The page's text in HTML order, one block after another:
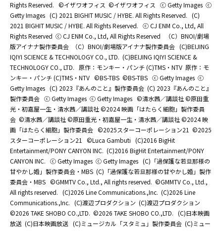
Rights Reserved. ©イザワオフィス ©イザワオフィス ⓒ Getty Images ⓒ
Getty Images (C) 2021 BIGHIT MUSIC / HYBE. All Rights Reserved. (C)
2021 BIGHIT MUSIC / HYBE. All Rights Reserved. ⓒ CJ ENM Co., Ltd, All
Rights Reserved ⓒ CJ ENM Co., Ltd, All Rights Reserved
（C）BNOI/劇場
版アイナナ製作委員会
（C）BNOI/劇場版アイナナ製作委員会 (C)BEIJING
IQIYI SCIENCE & TECHNOLOGY CO., LTD. (C)BEIJING IQIYI SCIENCE &
TECHNOLOGY CO., LTD.
原作：モンキー・パンチ (C)TMS・NTV 原作：モ
ンキー・パンチ (C)TMS・NTV ©BS-TBS ©BS-TBS ⓒ Getty Images ⓒ
Getty Images (C) 2023『あんのこと』製作委員会 (C) 2023『あんのこと』
製作委員会 ⓒ Getty Images ⓒ Getty Images ©清水茜／講談社 ©原田重
光・初嘉屋一生・清水茜／講談社 ©2024 映画「はたらく細胞」製作委員
会 ©清水茜／講談社 ©原田重光・初嘉屋一生・清水茜／講談社 ©2024 映
画「はたらく細胞」製作委員会 ©2025スターコーポレーション21 ©2025
スターコーポレーション21
©Luca Gambuti (C)2016 BigHit
Entertainment/PONY CANYON INC. (C)2016 BigHit Entertainment/PONY
CANYON INC. ⓒ Getty Images ⓒ Getty Images (C)「過保護な若旦那様の
甘やかし婚」製作委員会・MBS (C)「過保護な若旦那様の甘やかし婚」製作
委員会・MBS ©GMMTV Co., Ltd., All rights reserved. ©GMMTV Co., Ltd.,
All rights reserved. (C)2026 Line Communications.,Inc. (C)2026 Line
Communications.,Inc. (C)渡辺プロダクション (C)渡辺プロダクション
©2026 TAKE SHOBO CO.,LTD. ©2026 TAKE SHOBO CO.,LTD. (C)日本映画
放送 (C)日本映画放送 (C)ミュージカル「スタミュ」製作委員会 (C)ミュー